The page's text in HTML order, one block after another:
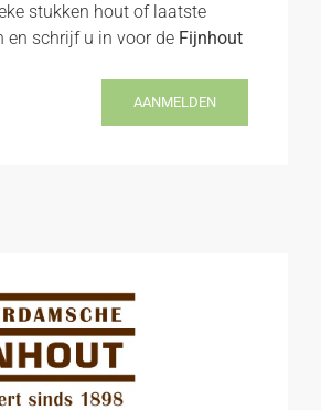
stukken hout of laatste
en schrijf u in voor de Fijnhout
AANMELDEN